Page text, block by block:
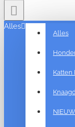
Alles
Alles
Katten